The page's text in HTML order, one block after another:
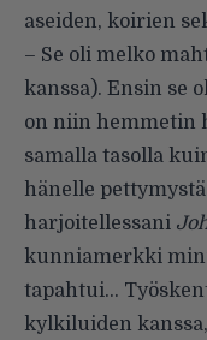
aseiden, koirien
– Se oli melko
kanssa). Ensin se
on niin hemmetin
samalla tasolla
hänelle
harjoitellessani
kunniamerkki
tapahtui…
kylkiluiden